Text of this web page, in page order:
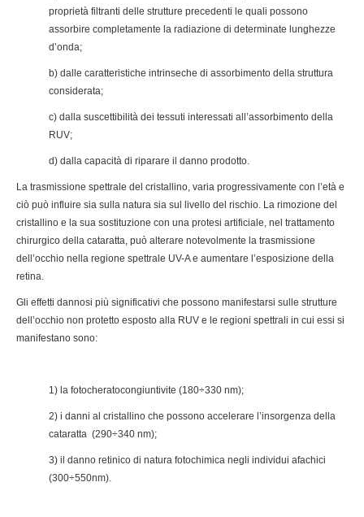
proprietà filtranti delle strutture precedenti le quali possono
assorbire completamente la radiazione di determinate lunghezze
d’onda;
b) dalle caratteristiche intrinseche di assorbimento della struttura
considerata;
c) dalla suscettibilità dei tessuti interessati all’assorbimento della
RUV;
d) dalla capacità di riparare il danno prodotto.
La trasmissione spettrale del cristallino, varia progressivamente con l’età e
ciò può influire sia sulla natura sia sul livello del rischio. La rimozione del
cristallino e la sua sostituzione con una protesi artificiale, nel trattamento
chirurgico della cataratta, può alterare notevolmente la trasmissione
dell’occhio nella regione spettrale UV-A e aumentare l’esposizione della
retina.
Gli effetti dannosi più significativi che possono manifestarsi sulle strutture
dell’occhio non protetto esposto alla RUV e le regioni spettrali in cui essi si
manifestano sono:
1) la fotocheratocongiuntivite (180÷330 nm);
2) i danni al cristallino che possono accelerare l’insorgenza della
cataratta (290÷340 nm);
3) il danno retinico di natura fotochimica negli individui afachici
(300÷550nm).